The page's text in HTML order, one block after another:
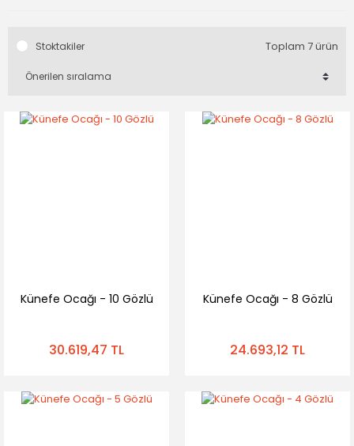
Stoktakiler Toplam 7 ürün
Künefe Ocağı - 10 Gözlü
30.619,47 TL
Künefe Ocağı - 8 Gözlü
24.693,12 TL